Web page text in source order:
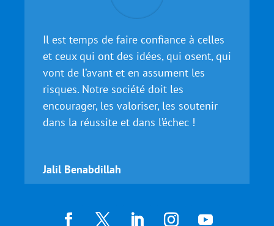
Il est temps de faire confiance à celles
et ceux qui ont des idées, qui osent, qui
vont de l’avant et en assument les
risques. Notre société doit les
encourager, les valoriser, les soutenir
dans la réussite et dans l’échec !
Jalil Benabdillah